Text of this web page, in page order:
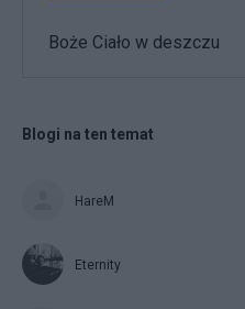
Boże Ciało w deszczu
Blogi na ten temat
HareM
Eternity